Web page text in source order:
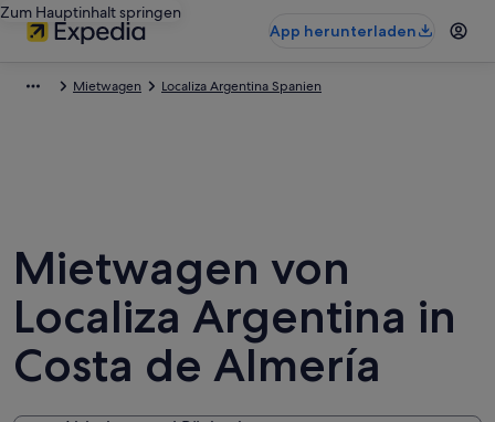
Zum Hauptinhalt springen
App herunterladen
Mietwagen Localiza Argentina Spanien
Mietwagen von
Localiza Argentina in
Costa de Almería